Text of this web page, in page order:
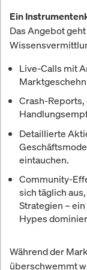
Ein
Das Angebot
Live-Callsmit
Crash-Reports,
Detaillierte
eintauchen.
Community-
sich täglich
Strategien –
Hypes
Während der
überschwemmt